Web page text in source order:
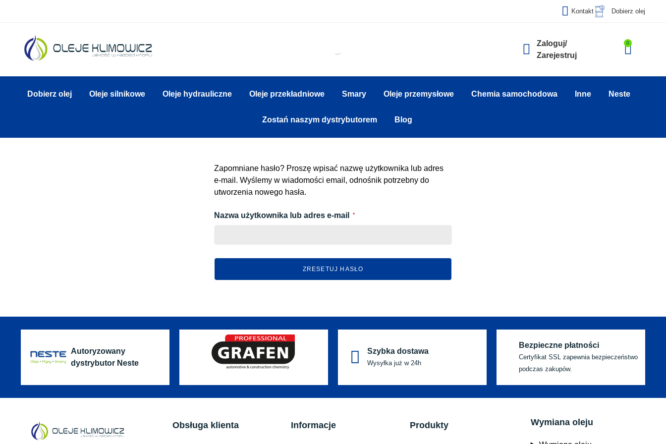
Kontakt Dobierz olej
Zaloguj/
Zarejestruj
0
Dobierz olej Oleje silnikowe Oleje hydrauliczne Oleje przekładniowe Smary Oleje przemysłowe Chemia samochodowa Inne Neste
Zostań naszym dystrybutorem Blog
Zapomniane hasło? Proszę wpisać nazwę użytkownika lub adres
e-mail. Wyślemy w wiadomości email, odnośnik potrzebny do
utworzenia nowego hasła.
Nazwa użytkownika lub adres e-mail *
ZRESETUJ HASŁO
Autoryzowany
dystrybutor Neste
Szybka dostawa
Wysyłka już w 24h
Bezpieczne płatności
Certyfikat SSL zapewnia bezpieczeństwo
podczas zakupów.
Obsługa klienta Informacje Produkty Wymiana oleju